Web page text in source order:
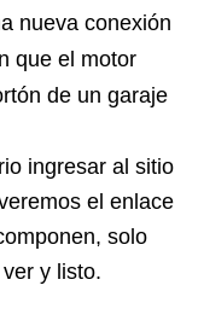
nueva conexión
que el motor
de un garaje
ingresar al sitio
el enlace
solo
y listo.